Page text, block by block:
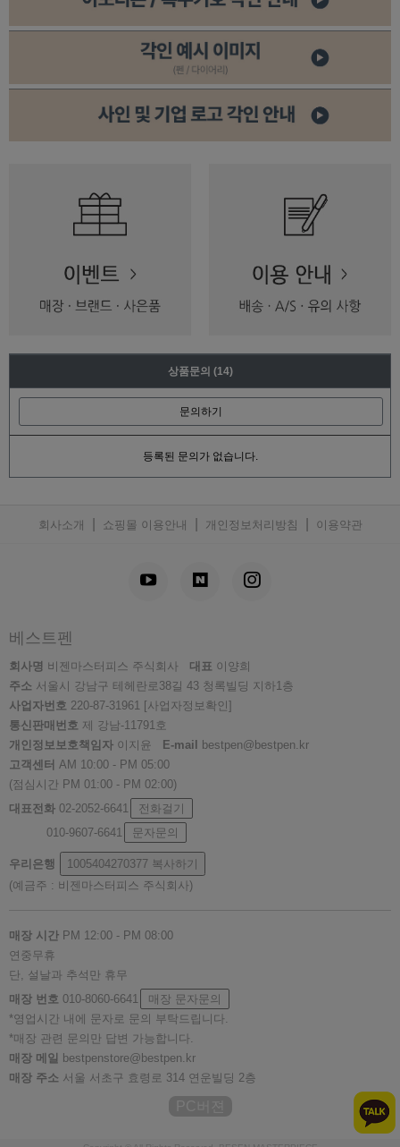
상품문의 (14)
문의하기
등록된 문의가 없습니다.
회사소개 쇼핑몰 이용안내 개인정보처리방침 이용약관
베스트펜
회사명 비젠마스터피스 주식회사 대표 이양희
주소 서울시 강남구 테헤란로38길 43 청록빌딩 지하1층
사업자번호 220-87-31961 [사업자정보확인]
통신판매번호 제 강남-11791호
개인정보보호책임자 이지윤 E-mail
bestpen@bestpen.kr
고객센터 AM 10:00 - PM 05:00
(점심시간 PM 01:00 - PM 02:00)
대표전화 02-2052-6641
전화걸기
010-9607-6641
문자문의
우리은행 1005404270377 복사하기
(예금주 : 비젠마스터피스 주식회사)
매장 시간 PM 12:00 - PM 08:00
연중무휴
단, 설날과 추석만 휴무
매장 번호 010-8060-6641
매장 문자문의
*영업시간 내에 문자로 문의 부탁드립니다.
*매장 관련 문의만 답변 가능합니다.
매장 메일 bestpenstore@bestpen.kr
매장 주소 서울 서초구 효령로 314 연운빌딩 2층